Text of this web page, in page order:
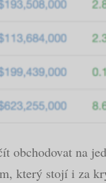
obchodovat na
který stojí i za